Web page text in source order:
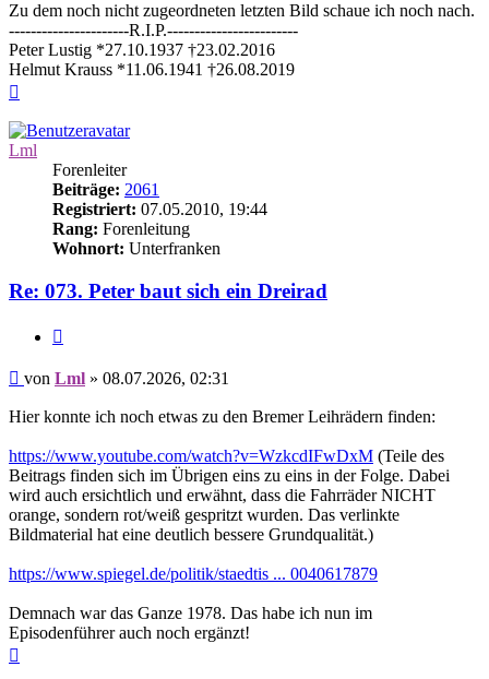
Zu dem noch nicht zugeordneten letzten Bild schaue ich noch nach.
----------------------R.I.P.------------------------
Peter Lustig *27.10.1937 †23.02.2016
Helmut Krauss *11.06.1941 †26.08.2019
Lml
Forenleiter
Beiträge: 2061
Registriert: 07.05.2010, 19:44
Rang: Forenleitung
Wohnort: Unterfranken
Re: 073. Peter baut sich ein Dreirad
Beitrag
von Lml » 08.07.2026, 02:31
Hier konnte ich noch etwas zu den Bremer Leihrädern finden:
https://www.youtube.com/watch?v=WzkcdIFwDxM (Teile des
Beitrags finden sich im Übrigen eins zu eins in der Folge. Dabei
wird auch ersichtlich und erwähnt, dass die Fahrräder NICHT
orange, sondern rot/weiß gespritzt wurden. Das verlinkte
Bildmaterial hat eine deutlich bessere Grundqualität.)
https://www.spiegel.de/politik/staedtis ... 0040617879
Demnach war das Ganze 1978. Das habe ich nun im
Episodenführer auch noch ergänzt!